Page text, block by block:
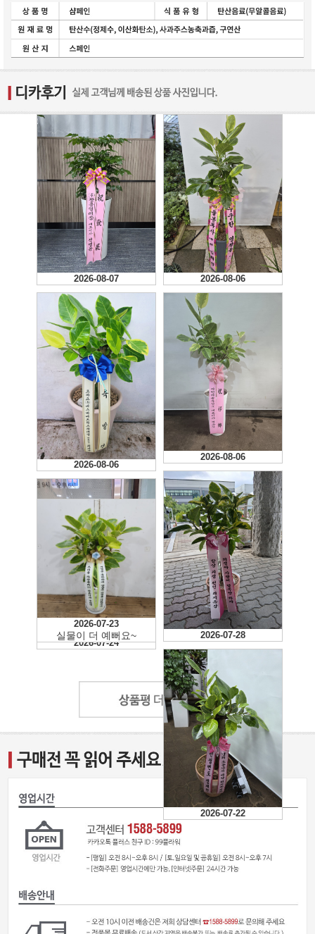
2026-08-07 2026-08-06
2026-08-06
2026-08-06
2026-07-28
2026-07-24
2026-07-23
실물이 더 예뻐요~
2026-07-22